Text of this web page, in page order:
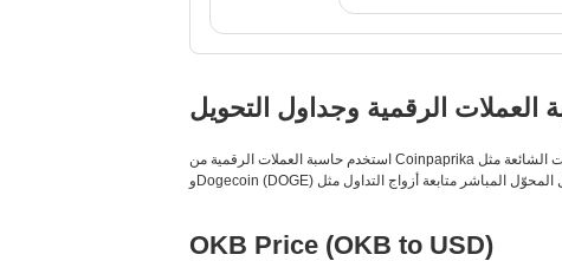
العملات الرقمية وجداول التحويل
استخدم حاسبة العملات الرقمية من Coinpaprika للحصول على أدق أسعار التحويل الفورية للعملات الرقمية. قارن العملات الشائعة مثل Bitcoin (BTC) وEthereum (ETH) وCardano (ADA) وSolana (SOL)
OKB Price (OKB to USD)